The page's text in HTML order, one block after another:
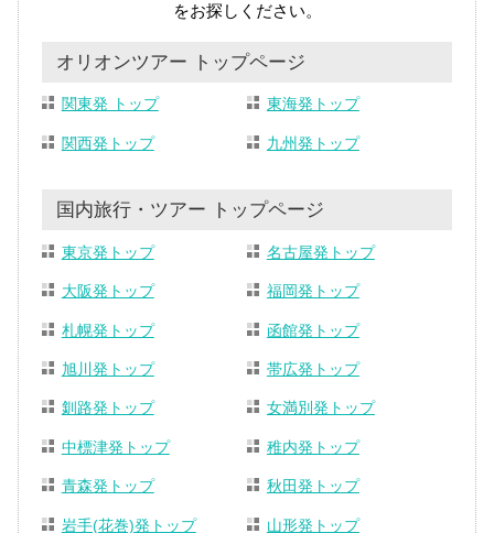
をお探しください。
オリオンツアー トップページ
関東発 トップ 東海発トップ
関西発トップ 九州発トップ
国内旅行・ツアー トップページ
東京発トップ 名古屋発トップ
大阪発トップ 福岡発トップ
札幌発トップ 函館発トップ
旭川発トップ 帯広発トップ
釧路発トップ 女満別発トップ
中標津発トップ 稚内発トップ
青森発トップ 秋田発トップ
岩手(花巻)発トップ 山形発トップ